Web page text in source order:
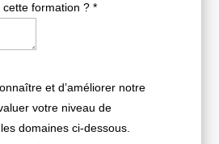
formation ? *
et d’améliorer notre
votre niveau de
domaines ci-dessous.